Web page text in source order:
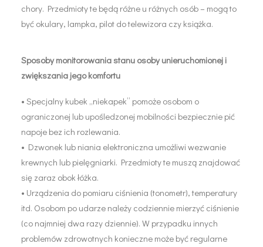
chory. Przedmioty te będą różne u różnych osób – mogą to
być okulary, lampka, pilot do telewizora czy książka.
Sposoby monitorowania stanu osoby unieruchomionej i
zwiększania jego komfortu
• Specjalny kubek „niekapek” pomoże osobom o
ograniczonej lub upośledzonej mobilności bezpiecznie pić
napoje bez ich rozlewania.
• Dzwonek lub niania elektroniczna umożliwi wezwanie
krewnych lub pielęgniarki. Przedmioty te muszą znajdować
się zaraz obok łóżka.
• Urządzenia do pomiaru ciśnienia (tonometr), temperatury
itd. Osobom po udarze należy codziennie mierzyć ciśnienie
(co najmniej dwa razy dziennie). W przypadku innych
problemów zdrowotnych konieczne może być regularne